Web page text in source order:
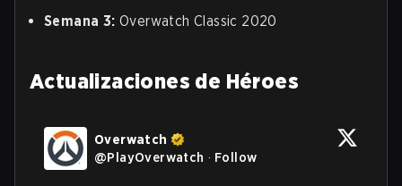
Semana 3: Overwatch Classic 2020
Actualizaciones de Héroes
Overwatch
@PlayOverwatch · Follow